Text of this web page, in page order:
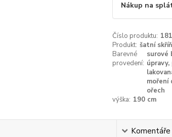
Nákup na
Číslo produktu:
Produkt: šatní skříň
Barevné
provedení:
surové
moření
ořech
výška: 190 cm
Komentáře